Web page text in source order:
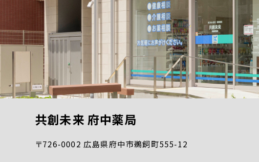
共創未来 府中薬局
〒726-0002 広島県府中市鵜飼町555-12